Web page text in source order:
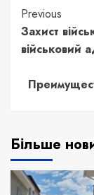
Continue
Previous
Захист
військовий
Більше